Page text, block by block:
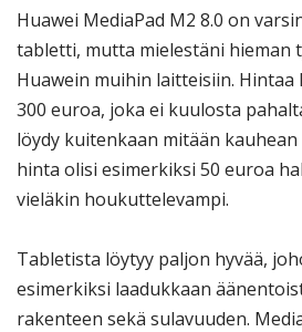
Huawei MediaPad M2 8.0 on
tabletti, mutta mielestäni hieman
Huawein muihin laitteisiin.
300 euroa, joka ei kuulosta
löydy kuitenkaan mitään kauhean
hinta olisi esimerkiksi 50 euroa
vieläkin houkuttelevampi.
Tabletista löytyy paljon hyvää,
esimerkiksi laadukkaan
rakenteen sekä sulavuuden.